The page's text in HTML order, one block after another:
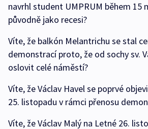
navrhl student UMPRUM během 15
původně jako recesi?
Víte, že balkón Melantrichu se stal
demonstrací proto, že od sochy sv.
oslovit celé náměstí?
Víte, že Václav Havel se poprvé
25. listopadu v rámci přenosu
Víte, že Václav Malý na Letné 26.